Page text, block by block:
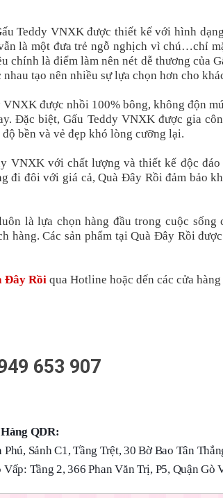
Teddy VNXK được thiết kế với hình
là một đưa trẻ ngỗ nghịch vì chú…chỉ
chính là điểm làm nên nét dễ thương của
tạo nên nhiều sự lựa chọn hơn cho
VNXK được nhồi 100% bông, không độn
Đặc biệt, Gấu Teddy VNXK được gia
bền và vẻ đẹp khó lòng cưỡng lại.
VNXK với chất lượng và thiết kế độc
đi đôi với giá cả, Quà Đây Rồi đảm bảo
là lựa chọn hàng đầu trong cuộc
hàng. Các sản phẩm tại Quà Đây Rồi
Đây Rồi qua Hotline hoặc dến các cửa
653 907
QDR:
Sảnh C1, Tầng Trệt, 30 Bờ Bao Tân
Tầng 2, 366 Phan Văn Trị, P5, Quận Gò